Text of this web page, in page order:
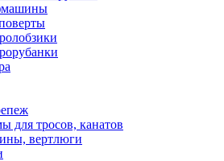
для тросов, канатов
вертлюги